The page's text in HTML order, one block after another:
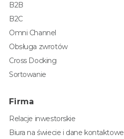
B2B
B2C
Omni Channel
Obsługa zwrotów
Cross Docking
Sortowanie
Firma
Relacje inwestorskie
Biura na świecie i dane kontaktowe